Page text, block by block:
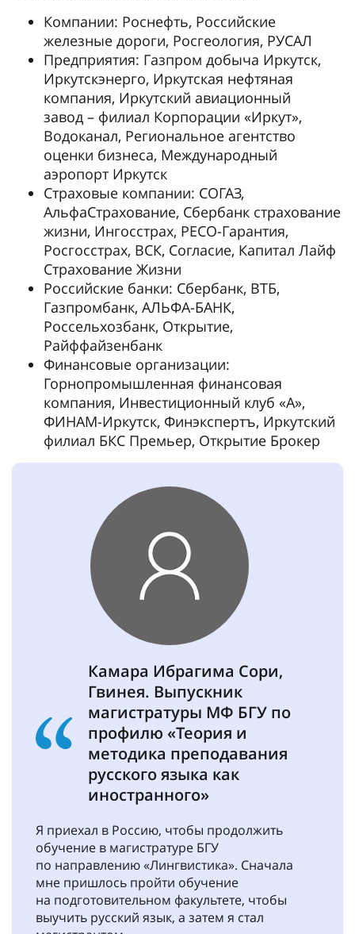
Компании: Роснефть, Российские
железные дороги, Росгеология, РУСАЛ
Предприятия: Газпром добыча Иркутск,
Иркутскэнерго, Иркутская нефтяная
компания, Иркутский авиационный
завод – филиал Корпорации «Иркут»,
Водоканал, Региональное агентство
оценки бизнеса, Международный
аэропорт Иркутск
Страховые компании: СОГАЗ,
АльфаСтрахование, Сбербанк страхование
жизни, Ингосстрах, РЕСО-Гарантия,
Росгосстрах, ВСК, Согласие, Капитал Лайф
Страхование Жизни
Российские банки: Сбербанк, ВТБ,
Газпромбанк, АЛЬФА-БАНК,
Россельхозбанк, Открытие,
Райффайзенбанк
Финансовые организации:
Горнопромышленная финансовая
компания, Инвестиционный клуб «А»,
ФИНАМ-Иркутск, Финэкспертъ, Иркутский
филиал БКС Премьер, Открытие Брокер
Камара Ибрагима Сори,
Гвинея. Выпускник
магистратуры МФ БГУ по
профилю «Теория и
методика преподавания
русского языка как
иностранного»
Я приехал в Россию, чтобы продолжить
обучение в магистратуре БГУ
по направлению «Лингвистика». Сначала
мне пришлось пройти обучение
на подготовительном факультете, чтобы
выучить русский язык, а затем я стал